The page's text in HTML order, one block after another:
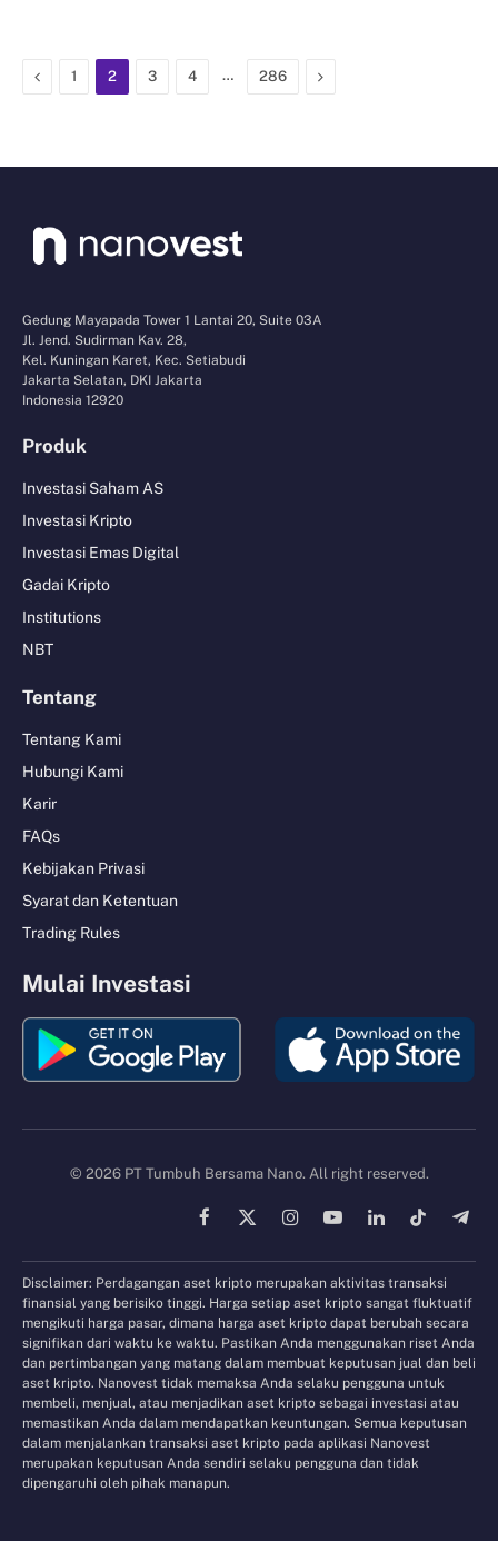
Previous
1 2 3 4 … 286 Next
Gedung Mayapada Tower 1 Lantai 20, Suite 03A
Jl. Jend. Sudirman Kav. 28,
Kel. Kuningan Karet, Kec. Setiabudi
Jakarta Selatan, DKI Jakarta
Indonesia 12920
Produk
Investasi Saham AS
Investasi Kripto
Investasi Emas Digital
Gadai Kripto
Institutions
NBT
Tentang
Tentang Kami
Hubungi Kami
Karir
FAQs
Kebijakan Privasi
Syarat dan Ketentuan
Trading Rules
Mulai Investasi
© 2026 PT Tumbuh Bersama Nano. All right reserved.
Facebook
X
InstagramYouTubeLinkedInTikTok
Disclaimer: Perdagangan aset kripto merupakan aktivitas transaksi
finansial yang berisiko tinggi. Harga setiap aset kripto sangat fluktuatif
mengikuti harga pasar, dimana harga aset kripto dapat berubah secara
signifikan dari waktu ke waktu. Pastikan Anda menggunakan riset Anda
dan pertimbangan yang matang dalam membuat keputusan jual dan beli
aset kripto. Nanovest tidak memaksa Anda selaku pengguna untuk
membeli, menjual, atau menjadikan aset kripto sebagai investasi atau
memastikan Anda dalam mendapatkan keuntungan. Semua keputusan
dalam menjalankan transaksi aset kripto pada aplikasi Nanovest
merupakan keputusan Anda sendiri selaku pengguna dan tidak
dipengaruhi oleh pihak manapun.